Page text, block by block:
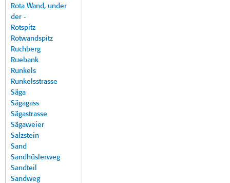
Rota Wand, under
der -
Rotspitz
Rotwandspitz
Ruchberg
Ruebank
Runkels
Runkelsstrasse
Säga
Sägagass
Sägastrasse
Sägaweier
Salzstein
Sand
Sandhüslerweg
Sandteil
Sandweg